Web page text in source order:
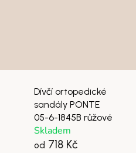
Dívčí ortopedické
sandály PONTE
05-6-1845B růžové
Skladem
od 718 Kč